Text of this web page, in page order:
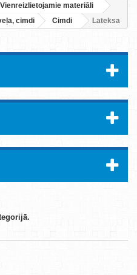
Vienreizlietojamie materiāli
cimdi
Cimdi Lateksa